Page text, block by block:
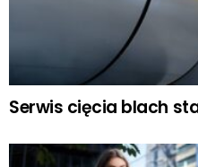
Serwis cięcia blach